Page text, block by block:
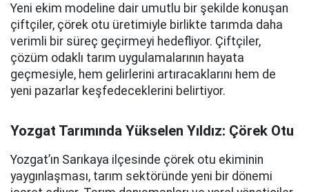
Yeni ekim modeline dair umutlu bir şekilde konuşan
çiftçiler, çörek otu üretimiyle birlikte tarımda daha
verimli bir süreç geçirmeyi hedefliyor. Çiftçiler,
çözüm odaklı tarım uygulamalarının hayata
geçmesiyle, hem gelirlerini artıracaklarını hem de
yeni pazarlar keşfedeceklerini belirtiyor.
Yozgat Tarımında Yükselen Yıldız: Çörek Otu
Yozgat’ın Sarıkaya ilçesinde çörek otu ekiminin
yaygınlaşması, tarım sektöründe yeni bir dönemi